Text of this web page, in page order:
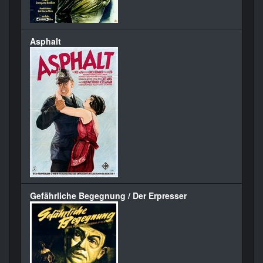
Asphalt
Gefährliche Begegnung / Der Erpresser